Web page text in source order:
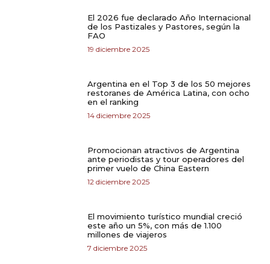
El 2026 fue declarado Año Internacional
de los Pastizales y Pastores, según la
FAO
19 diciembre 2025
Argentina en el Top 3 de los 50 mejores
restoranes de América Latina, con ocho
en el ranking
14 diciembre 2025
Promocionan atractivos de Argentina
ante periodistas y tour operadores del
primer vuelo de China Eastern
12 diciembre 2025
El movimiento turístico mundial creció
este año un 5%, con más de 1.100
millones de viajeros
7 diciembre 2025